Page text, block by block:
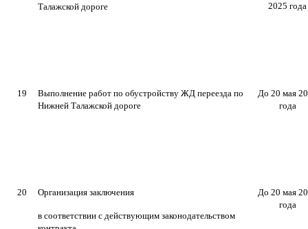
Талажской дороге
2025 года
19
Выполнение работ по обустройству ЖД переезда по
Нижней Талажской дороге
До 20 мая
года
20 Организация заключения
в соответствии с действующим законодательством
До 20 мая
года